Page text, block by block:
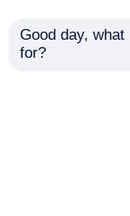
Good day,
for?